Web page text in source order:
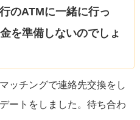
のATMに一緒に行っ
を準備しないのでしょ
ッチングで連絡先交換をし
ートをしました。待ち合わ